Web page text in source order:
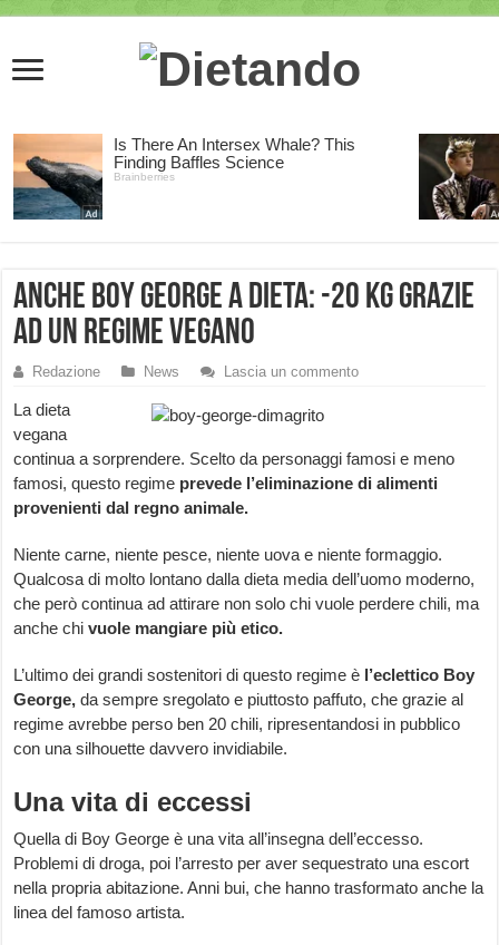
Anche Boy George a dieta: -20 kg grazie
ad un regime vegano
Redazione News Lascia un commento
La dieta
vegana
continua a sorprendere. Scelto da personaggi famosi e meno
famosi, questo regime prevede l’eliminazione di alimenti
provenienti dal regno animale.
Niente carne, niente pesce, niente uova e niente formaggio.
Qualcosa di molto lontano dalla dieta media dell’uomo moderno,
che però continua ad attirare non solo chi vuole perdere chili, ma
anche chivuole mangiare più etico.
L’ultimo dei grandi sostenitori di questo regime è l’eclettico Boy
George,da sempre sregolato e piuttosto paffuto, che grazie al
regime avrebbe perso ben 20 chili, ripresentandosi in pubblico
con una silhouette davvero invidiabile.
Una vita di eccessi
Quella di Boy George è una vita all’insegna dell’eccesso.
Problemi di droga, poi l’arresto per aver sequestrato una escort
nella propria abitazione. Anni bui, che hanno trasformato anche la
linea del famoso artista.